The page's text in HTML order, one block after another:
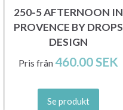
250-5 AFTERNOON IN
PROVENCE BY DROPS
DESIGN
Pris från460.00 SEK
Se produkt